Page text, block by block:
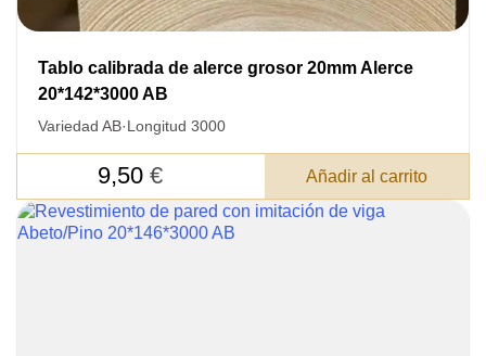
Tablo calibrada de alerce grosor 20mm Alerce
20*142*3000 AB
Variedad AB·Longitud 3000
9,50 € Añadir al carrito
Acepto el procesamientodatos personales
Todos los campos son obligatorios.
Total a pagar: 3050 €